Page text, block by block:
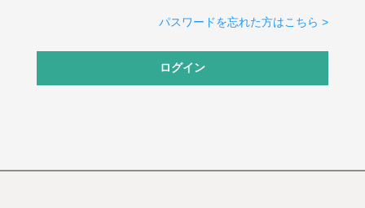
パスワードを忘れた方はこちら >
ログイン